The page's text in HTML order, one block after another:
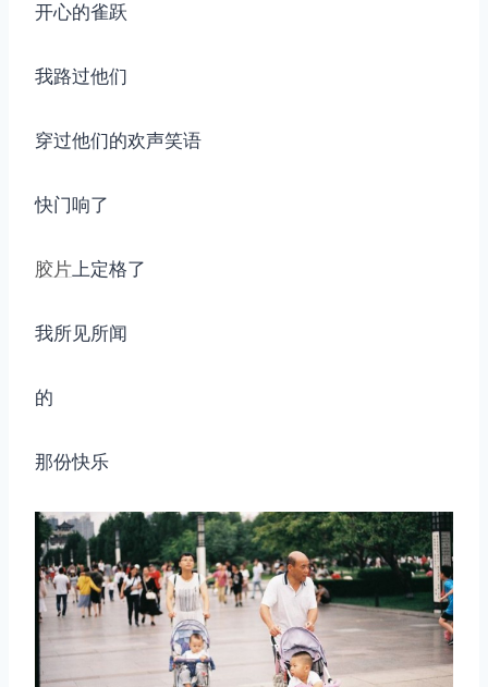
开心的雀跃
我路过他们
穿过他们的欢声笑语
快门响了
胶片上定格了
我所见所闻
的
那份快乐